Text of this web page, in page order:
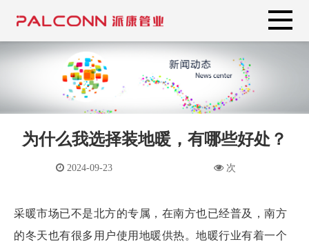
为什么我选择装地暖，有哪些好处？
2024-09-23 次
采暖市场已不是北方的专属，在南方也已经普及，南方
的冬天也有很多用户使用地暖供热。地暖行业有着一个